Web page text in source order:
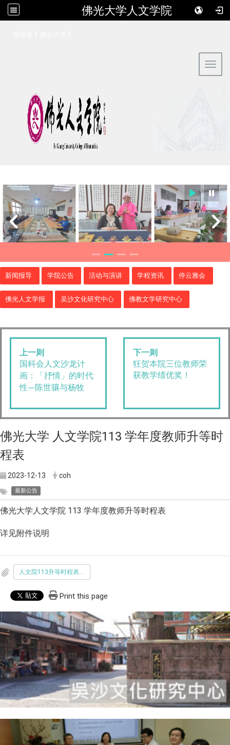
佛光大学人文学院
新闻报导 学院公告 活动与演讲 学程资讯 停云雅会
佛光人文学报 吴沙文化研究中心 佛教文学研究中心
上一则
国科会人文沙龙计
画：「抒情」的时代
性—陈世骧与杨牧
下一则
狂贺本院三位教师荣
获教学绩优奖！
佛光大学 人文学院113 学年度教师升等时
程表
2023-12-13 coh
最新公告
佛光大学人文学院 113 学年度教师升等时程表
详见附件说明
人文院113升等时程表.pdf
Print this page